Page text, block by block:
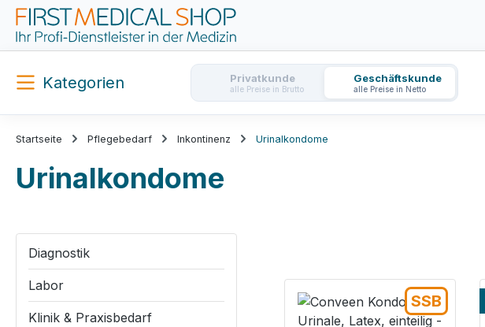
Hauptinhalt springen
Zur Suche springen
Zur Hauptnavigation springen
Kategorien Privatkunde
alle Preise in Brutto
Geschäftskunde
alle Preise in Netto
Startseite Pflegebedarf Inkontinenz Urinalkondome
Urinalkondome
Diagnostik
Labor
Klinik & Praxisbedarf
SSB